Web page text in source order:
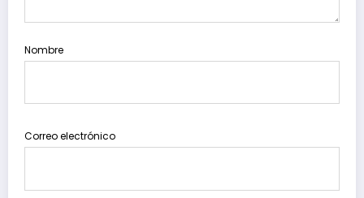
Nombre
Correo electrónico